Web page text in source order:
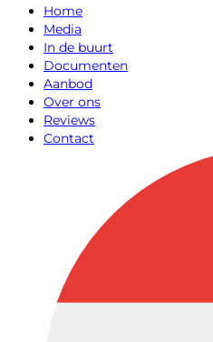
Home
Media
In de buurt
Documenten
Aanbod
Over ons
Reviews
Contact